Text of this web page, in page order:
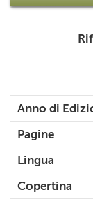
Anno di
Pagine
Lingua
Copertina